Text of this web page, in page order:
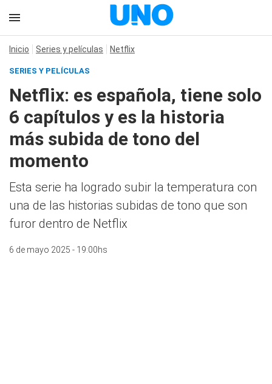
Inicio Series y películas Netflix
SERIES Y PELÍCULAS
Netflix: es española, tiene solo
6 capítulos y es la historia
más subida de tono del
momento
Esta serie ha logrado subir la temperatura con
una de las historias subidas de tono que son
furor dentro de Netflix
6 de mayo 2025 - 19:00hs